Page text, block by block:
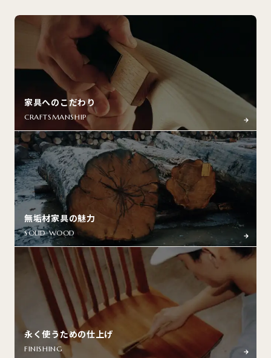
家具へのこだわり
CRAFTSMANSHIP
無垢材家具の魅力
SOLID WOOD
永く使うための仕上げ
FINISHING